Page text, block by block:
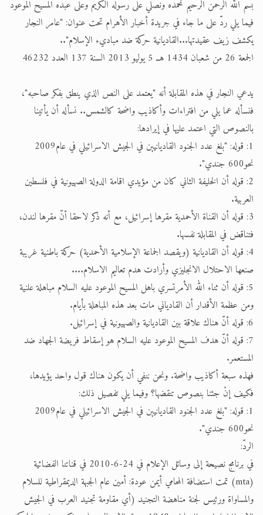
الحجّ.. دلالات، حِكم، وأهداف >> المزيد
اقرأ هذا المقال في أهمية عيد
بسم الله الرحمن الرحيم نحمده ونصلي على رسوله الكريم وعلى عبده المسيح الموعود
فيما يلي ردّ على ما جاء في جريدة أخبار الأهرام تحت عنوان: "عامر النجار
يكشف زيف عقيدتها...القاديانية حركة ضد مباديء الإسلام"..
الجمعة 26 من شعبان 1434 هــ 5 يوليو 2013 السنة 137 العدد 46232
يدعي النجار في هذه المقابلة أنه "يعتمد على النص الذي ينطق بفكر صاحبه"،
فنسأله عما يلي من افتراءات وأكاذيب واضحة كالشمس.. نسأله أن يأتينا
بالنصوص التي اعتمد عليها في إيرادها:
1: قوله: "بلغ عدد الجنود القاديانيين في الجيش الاسرائيلي في عام2009
نحو600 جندي".
2: قوله أن الخليفة الثاني كان من مؤيدي اقامة الدولة الصهيونية في فلسطين
العربية.
3: قوله أن القناة الأحمدية مقرها إسرائيل، مع أنه ذكر لاحقا أنّ مقرها لندن،
فتناقض في المقابلة نفسها.
4: قوله أن القاديانية (ويقصد الجماعة الإسلامية الأحمدية) حركة باطنية غريبة
صنعها الاحتلال الانجليزي وأرادت هدم تعاليم الاسلام....
5: قوله أن ثناء الله الأمرتسري باهل المسيح الموعود عليه السلام مباهلة علنية
ومن عظمة الأقدار أن القادياني مات بعد هذه المباهلة بأيام.
6: قوله أنّ هناك علاقة بين القاديانية والصهيونية في إسرائيل.
7: قوله أنّ هدف المسيح الموعود عليه السلام هو إسقاط فريضة الجهاد ضد
المستعمر.
فهذه سبعة أكاذيب واضحة. ونحن ننفي أن يكون هناك قول واحد يؤيدها،
فكيف إنْ جئنا بنصوص تنقضها؟ وفيما يلي تفصيل ذلك:
1: قوله: "بلغ عدد الجنود القاديانيين في الجيش الاسرائيلي في عام2009
نحو600 جندي".
الردّ:
في برنامج نصيحة إلى وسائل الإعلام في 24-6-2010 في قناتنا الفضائية
(mta) تمت استضافة المحامي أيمن عودة: أمين عام الجبهة الديمقراطية للسلام
والمساواة ورئيس لجنة مناهضة التجنيد (أي مقاومة تجنيد العرب في الجيش